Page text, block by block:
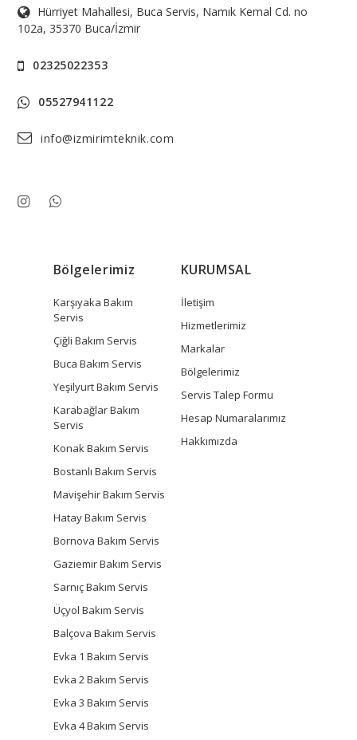
Hürriyet Mahallesi, Buca Servis, Namık Kemal Cd. no
102a, 35370 Buca/İzmir
02325022353
05527941122
info@izmirimteknik.com
Bölgelerimiz
Karşıyaka Bakım
Servis
Çiğli Bakım Servis
Buca Bakım Servis
Yeşilyurt Bakım Servis
Karabağlar Bakım
Servis
Konak Bakım Servis
Bostanlı Bakım Servis
Mavişehir Bakım Servis
Hatay Bakım Servis
Bornova Bakım Servis
Gaziemir Bakım Servis
Sarnıç Bakım Servis
Üçyol Bakım Servis
Balçova Bakım Servis
Evka 1 Bakım Servis
Evka 2 Bakım Servis
Evka 3 Bakım Servis
Evka 4 Bakım Servis
KURUMSAL
İletişim
Hizmetlerimiz
Markalar
Bölgelerimiz
Servis Talep Formu
Hesap Numaralarımız
Hakkımızda